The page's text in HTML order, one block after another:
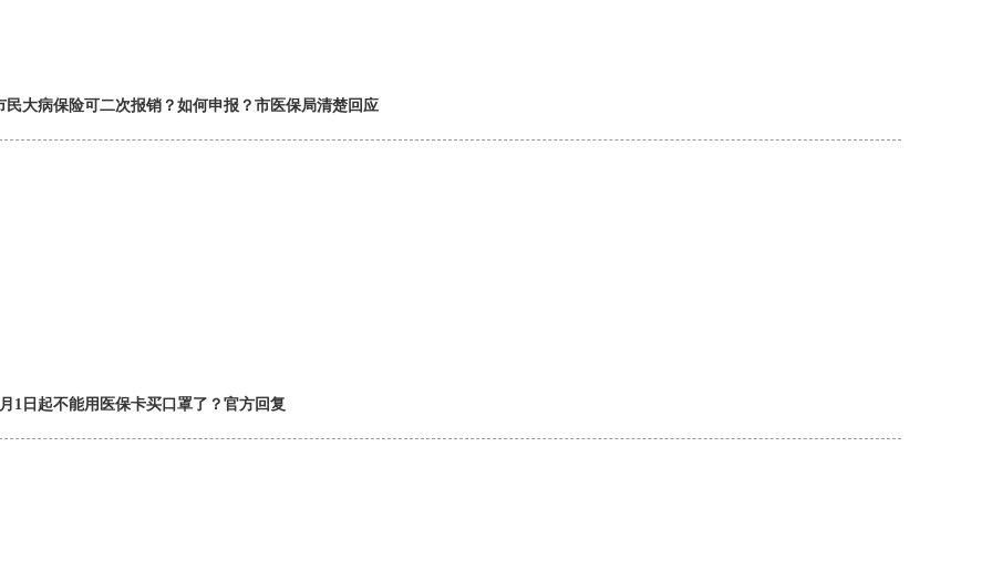
民大病保险可二次报销？如何申报？市医保局清楚回应
1日起不能用医保卡买口罩了？官方回复